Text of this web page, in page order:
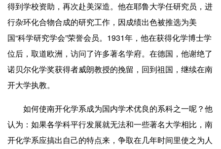
得到学校资助，再次赴美深造。他在耶鲁大学任研究员，进
行杂环化合物合成的研究工作，因成绩出色被推选为美
国“科学研究学会”荣誉会员。1931年，他在获得化学博士学
位后，取道欧洲，访问了许多著名学府。在德国，他谢绝了
诺贝尔化学奖获得者威朗教授的挽留，回到祖国，继续在南
开大学执教。
如何使南开化学系成为国内学术优良的系科之一呢？他
认为：如果各学科平行发展就无法和一些著名大学相比，南
开化学系应搞出自己的特点来，争取在几年时间里使之为人